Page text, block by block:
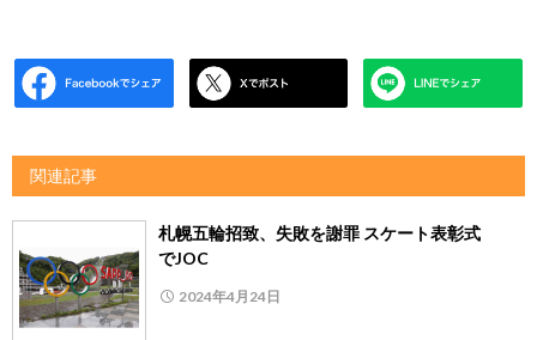
関連記事
札幌五輪招致、失敗を謝罪 スケート表彰式
でJOC
2024年4月24日